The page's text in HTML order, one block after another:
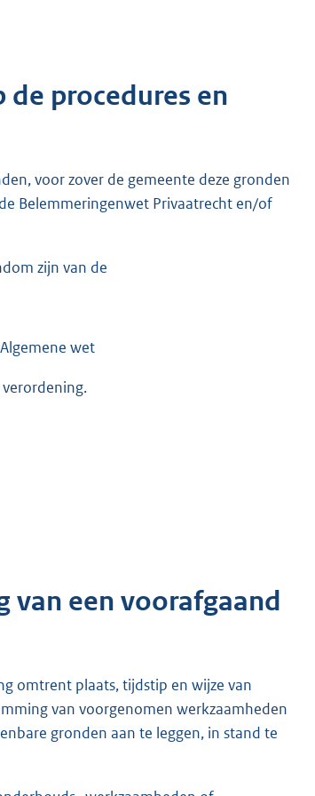
de procedures en
voor zover de gemeente deze gronden
Belemmeringenwet Privaatrecht en/of
zijn van de
wet
van een voorafgaand
omtrent plaats, tijdstip en wijze van
van voorgenomen werkzaamheden
gronden aan te leggen, in stand te